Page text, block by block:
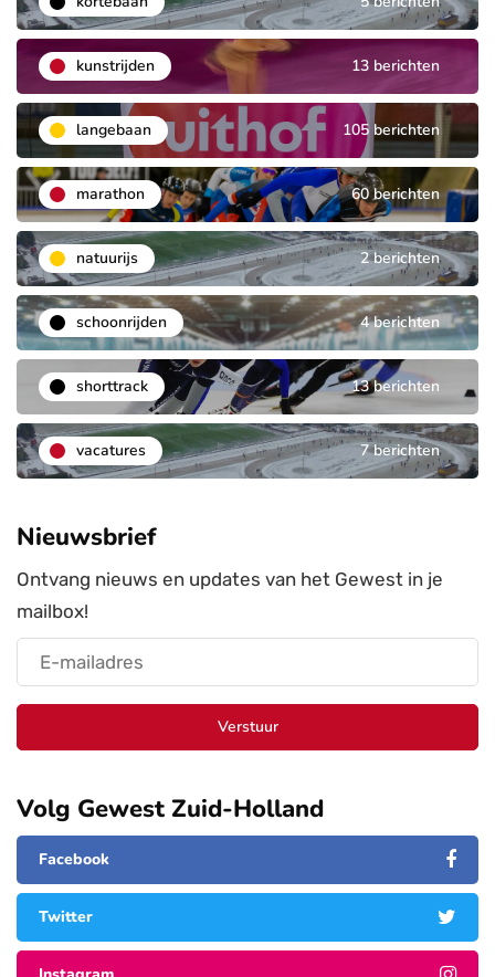
kunstrijden 13 berichten
langebaan 105 berichten
marathon 60 berichten
natuurijs 2 berichten
schoonrijden 4 berichten
shorttrack 13 berichten
vacatures 7 berichten
Nieuwsbrief
Ontvang nieuws en updates van het Gewest in je
mailbox!
Verstuur
Volg Gewest Zuid-Holland
Facebook
Twitter